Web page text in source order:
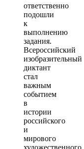
ответственно
подошли
к
выполнению
задания.
Всероссийский
изобразительный
диктант
стал
важным
событием
в
истории
российского
и
мирового